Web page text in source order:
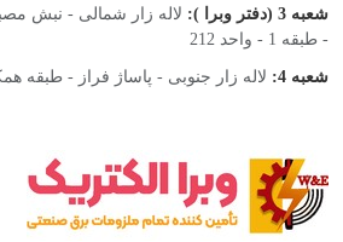
شعبه 3 (دفتر وبرا ):
- طبقه 1 - واحد 212
شعبه 4: لاله زار جنوبی - پاساژ فراز - طبقه